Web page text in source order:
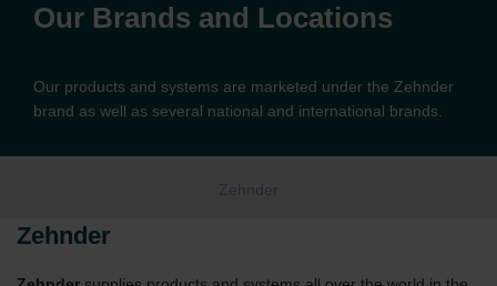
Our Brands and Locations
Our products and systems are marketed under the Zehnder
brand as well as several national and international brands.
Zehnder
Zehnder